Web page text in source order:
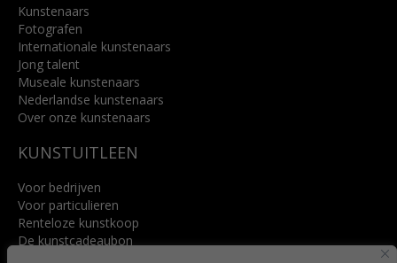
Kunstenaars
Fotografen
Internationale kunstenaars
Jong talent
Museale kunstenaars
Nederlandse kunstenaars
Over onze kunstenaars
KUNSTUITLEEN
Voor bedrijven
Voor particulieren
Renteloze kunstkoop
De kunstcadeaubon